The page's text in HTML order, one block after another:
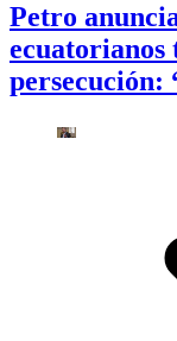
Petro
ecuatorianos
persecución: